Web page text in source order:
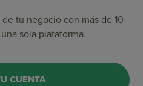
tu negocio con más de 10
sola plataforma.
CUENTA